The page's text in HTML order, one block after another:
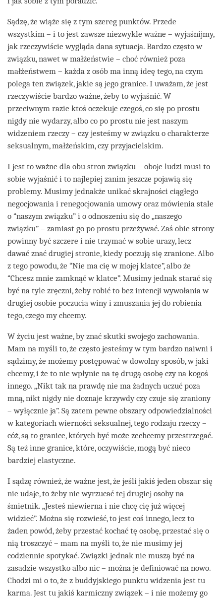
Sądzę, że wiąże się z tym szereg punktów. Przede
wszystkim – i to jest zawsze niezwykle ważne – wyjaśnijmy,
jak rzeczywiście wygląda dana sytuacja. Bardzo często w
związku, nawet w małżeństwie – choć również poza
małżeństwem – każda z osób ma inną ideę tego, na czym
polega ten związek, jakie są jego granice. I uważam, że jest
rzeczywiście bardzo ważne, żeby to wyjaśnić. W
przeciwnym razie ktoś oczekuje czegoś, co się po prostu
nigdy nie wydarzy, albo co po prostu nie jest naszym
widzeniem rzeczy – czy jesteśmy w związku o charakterze
seksualnym, małżeńskim, czy przyjacielskim.
I jest to ważne dla obu stron związku – oboje ludzi musi to
sobie wyjaśnić i to najlepiej zanim jeszcze pojawią się
problemy. Musimy jednakże unikać skrajności ciągłego
negocjowania i renegocjowania umowy oraz mówienia stale
o “naszym związku” i o odnoszeniu się do „naszego
związku” – zamiast go po prostu przeżywać. Zaś obie strony
powinny być szczere i nie trzymać w sobie urazy, lecz
dawać znać drugiej stronie, kiedy poczują się zranione. Albo
z tego powodu, że “Nie ma cię w mojej klatce”, albo że
“Chcesz mnie zamknąć w klatce”. Musimy jednak starać się
być na tyle zręczni, żeby robić to bez intencji wywołania w
drugiej osobie poczucia winy i zmuszania jej do robienia
tego, czego my chcemy.
W życiu jest ważne, by znać skutki swojego zachowania.
Mam na myśli to, że często jesteśmy w tym bardzo naiwni i
sądzimy, że możemy postępować w dowolny sposób, w jaki
chcemy, i że to nie wpłynie na tę drugą osobę czy na kogoś
innego. „Nikt tak na prawdę nie ma żadnych uczuć poza
mną, nikt nigdy nie doznaje krzywdy czy czuje się zraniony
– wyłącznie ja”. Są zatem pewne obszary odpowiedzialności
w kategoriach wierności seksualnej, tego rodzaju rzeczy –
cóż, są to granice, których być może zechcemy przestrzegać.
Są też inne granice, które, oczywiście, mogą być nieco
bardziej elastyczne.
I sądzę również, że ważne jest, że jeśli jakiś jeden obszar się
nie udaje, to żeby nie wyrzucać tej drugiej osoby na
śmietnik. „Jesteś niewierna i nie chcę cię już więcej
widzieć”. Można się rozwieść, to jest coś innego, lecz to
żaden powód, żeby przestać kochać tę osobę, przestać się o
nią troszczyć – mam na myśli to, że nie musimy jej
codziennie spotykać. Związki jednak nie muszą być na
zasadzie wszystko albo nic – można je definiować na nowo.
Chodzi mi o to, że z buddyjskiego punktu widzenia jest tu
karma. Jest tu jakiś karmiczny związek – i nie możemy go